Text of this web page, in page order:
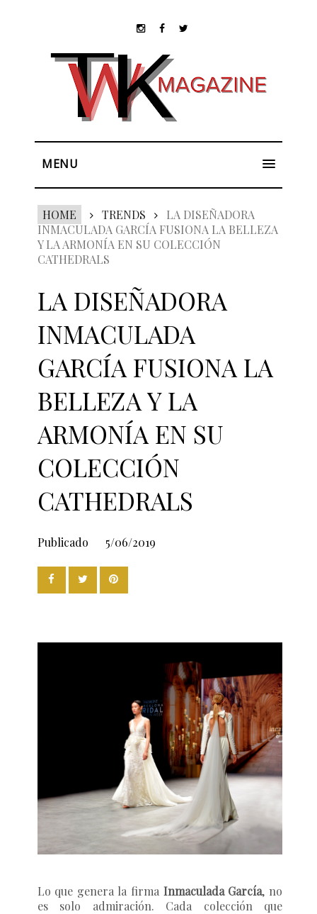
MENU
HOME TRENDS
LA DISEÑADORA
INMACULADA GARCÍA FUSIONA LA BELLEZA
Y LA ARMONÍA EN SU COLECCIÓN
CATHEDRALS
LA DISEÑADORA
INMACULADA
GARCÍA FUSIONA LA
BELLEZA Y LA
ARMONÍA EN SU
COLECCIÓN
CATHEDRALS
Publicado 5/06/2019
Lo que genera la firma Inmaculada García, no
es solo admiración. Cada colección que